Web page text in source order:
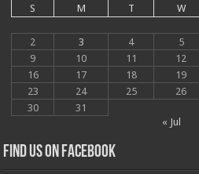
S
M T W
2
3 4 5
9
10 11 12
16
17 18 19
23
24 25 26
30
31
« Jul
Find us on Facebook